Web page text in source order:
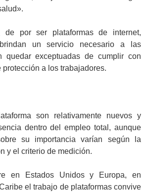
de por ser plataformas de internet,
un servicio necesario a las
quedar exceptuadas de cumplir con
a los trabajadores.
son relativamente nuevos y
dentro del empleo total, aunque
su importancia varían según la
y el criterio de medición.
en Estados Unidos y Europa, en
el trabajo de plataformas convive